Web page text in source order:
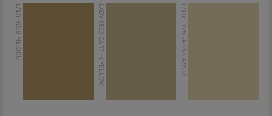
LADY 0288 MEXICO LADY 8583 EARTHY YELLOW . LADY 1775 FRESH PASTA .